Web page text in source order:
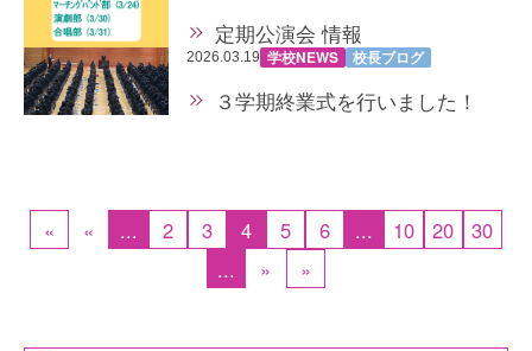
定期公演会 情報
2026.03.19 学校NEWS 校長ブログ
３学期終業式を行いました！
« « ... 2 3 4 5 6 ... 10 20
30
...
» »